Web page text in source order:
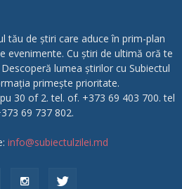
tău de știri care aduce în prim-plan
evenimente. Cu știri de ultimă oră te
lumea știrilor cu Subiectul
primește prioritate.
30 of 2. tel. of. +373 69 403 700. tel
69 737 802.
info@subiectulzilei.md